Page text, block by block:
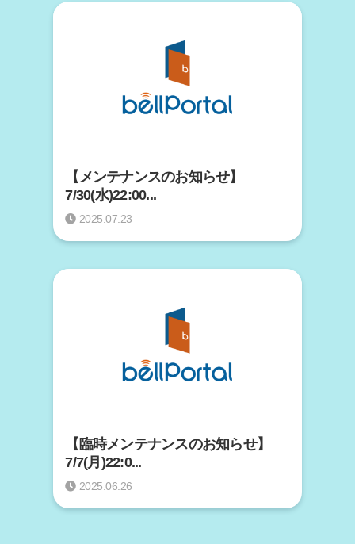
【メンテナンスのお知らせ】
7/30(水)22:00...
2025.07.23
【臨時メンテナンスのお知らせ】
7/7(月)22:0...
2025.06.26